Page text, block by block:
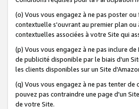
(o) Vous vous engagez à ne pas poster
contextuelle s'ouvrant au premier plan
contextuelles associées à votre Site qui
(p) Vous vous engagez à ne pas inclure
de publicité disponible par le biais d'un
les clients disponibles sur un Site
(q) Vous vous engagez à ne pas tenter de
pouvez pas contraindre une page d'un
de votre Site.